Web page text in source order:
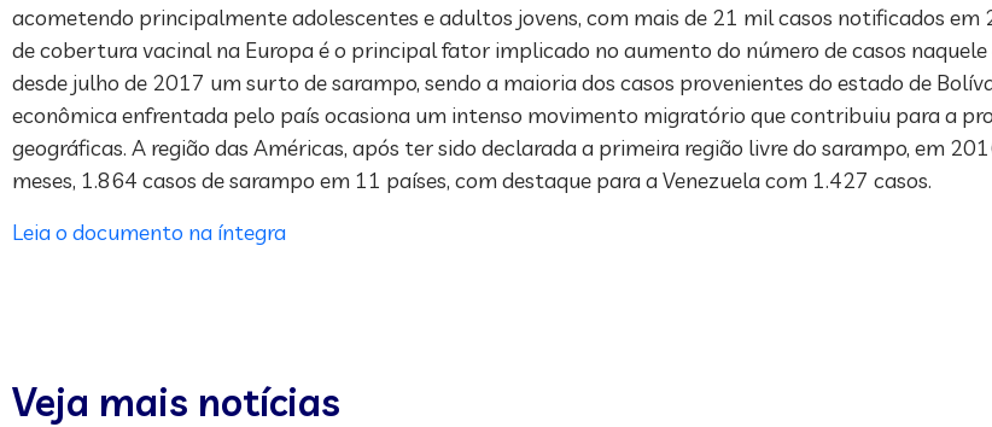
acometendo principalmente adolescentes e adultos jovens, com mais de 21 mil casos notificados
de cobertura vacinal na Europa é o principal fator implicado no aumento do número de casos
desde julho de 2017 um surto de sarampo, sendo a maioria dos casos provenientes do estado de
econômica enfrentada pelo país ocasiona um intenso movimento migratório que contribuiu para a
geográficas. A região das Américas, após ter sido declarada a primeira região livre do sarampo, em
meses, 1.864 casos de sarampo em 11 países, com destaque para a Venezuela com 1.427 casos.
Leia o documento na íntegra
Veja mais notícias